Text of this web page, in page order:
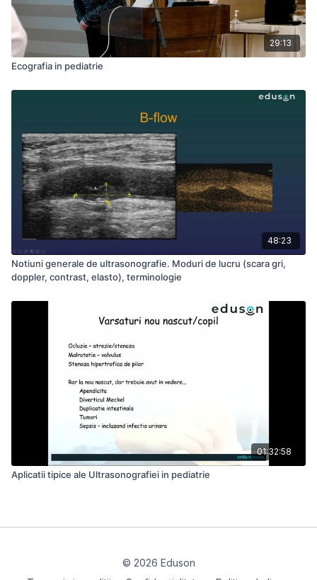
29:13
Ecografia in pediatrie
48:23
Notiuni generale de ultrasonografie. Moduri de lucru (scara gri,
doppler, contrast, elasto), terminologie
01:32:58
Aplicatii tipice ale Ultrasonografiei in pediatrie
© 2026 Eduson